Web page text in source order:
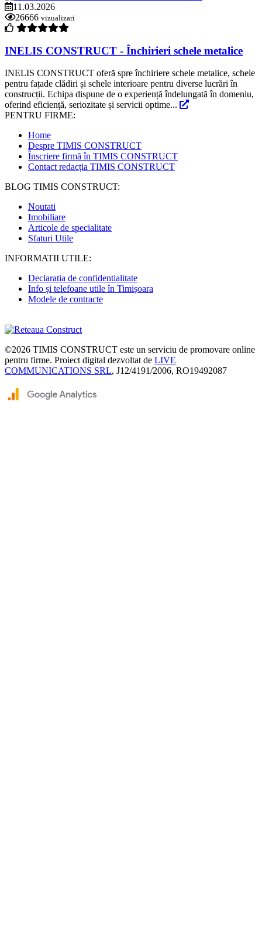
11.03.2026
26666 vizualizari
INELIS CONSTRUCT - Închirieri schele metalice
INELIS CONSTRUCT oferă spre închiriere schele metalice, schele
pentru fațade clădiri și schele interioare pentru diverse lucrări în
construcții. Echipa dispune de o experiență îndelungată în domeniu,
oferind eficiență, seriozitate și servicii optime...
PENTRU FIRME:
Home
Despre TIMIS CONSTRUCT
Înscriere firmă în TIMIS CONSTRUCT
Contact redacția TIMIS CONSTRUCT
BLOG TIMIS CONSTRUCT:
Noutati
Imobiliare
Articole de specialitate
Sfaturi Utile
INFORMATII UTILE:
Declaratia de confidentialitate
Info și telefoane utile în Timișoara
Modele de contracte
©2026 TIMIS CONSTRUCT este un serviciu de promovare online
pentru firme. Proiect digital dezvoltat de LIVE
COMMUNICATIONS SRL, J12/4191/2006, RO19492087